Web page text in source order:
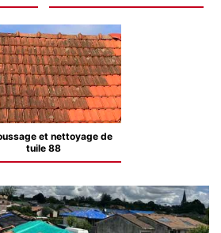
et nettoyage de
tuile 88